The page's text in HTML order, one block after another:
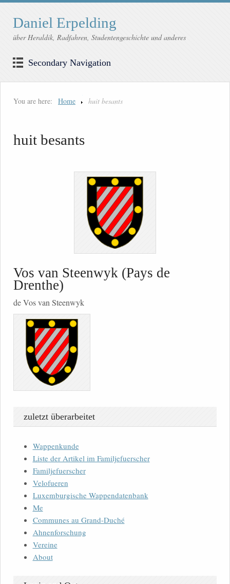
Daniel Erpelding
über Heraldik, Radfahren, Studentengeschichte und anderes
Secondary Navigation
You are here: Home huit besants
huit besants
Vos van Steenwyk (Pays de
Drenthe)
de Vos van Steenwyk
zuletzt überarbeitet
Wappenkunde
Liste der Artikel im Familjefuerscher
Familjefuerscher
Velofueren
Luxemburgische Wappendatenbank
Me
Communes au Grand-Duché
Ahnenforschung
Vereine
About